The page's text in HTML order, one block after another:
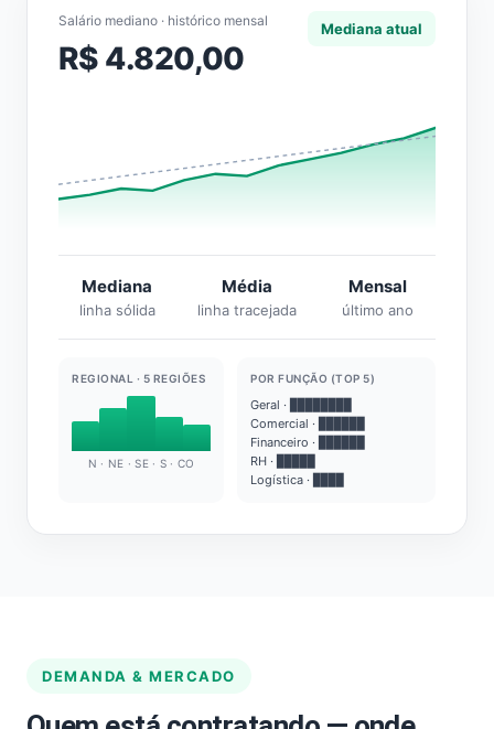
Salário mediano · histórico mensal
R$ 4.820,00
Mediana atual
Mediana
linha sólida
Média
linha tracejada
Mensal
último ano
REGIONAL · 5 REGIÕES
N · NE · SE · S · CO
POR FUNÇÃO (TOP 5)
Geral · ████████
Comercial · ██████
Financeiro · ██████
RH · █████
Logística · ████
DEMANDA & MERCADO